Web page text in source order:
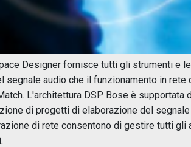
Designer fornisce tutti gli strumenti e
segnale audio che il funzionamento in
L'architettura DSP Bose è supportata
di progetti di elaborazione del
di rete consentono di gestire tutti gli